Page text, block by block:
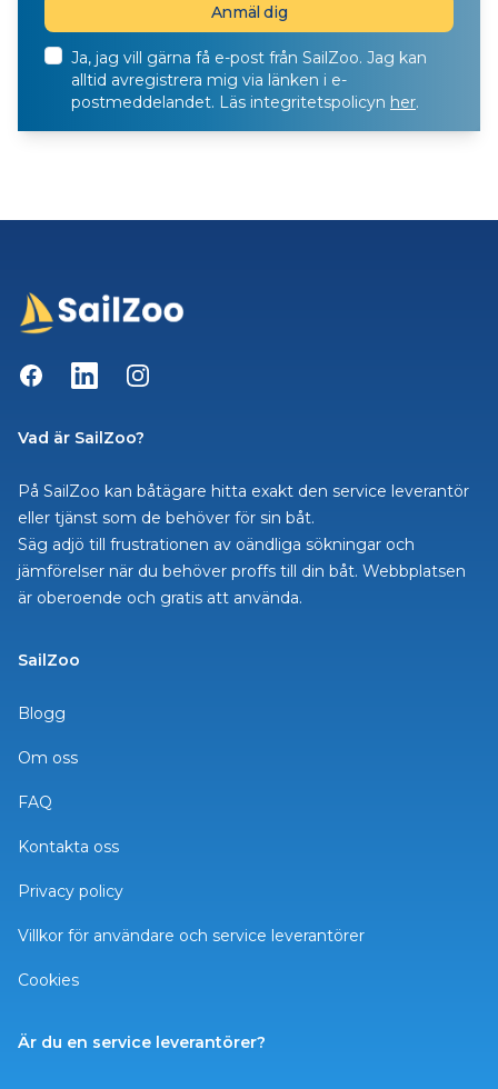
Ja, jag vill gärna få e-post från SailZoo. Jag kan
alltid avregistrera mig via länken i e-
postmeddelandet. Läs integritetspolicyn her.
FacebookLinkedInInstagram
Vad är SailZoo?
På SailZoo kan båtägare hitta exakt den service leverantör
eller tjänst som de behöver för sin båt.
Säg adjö till frustrationen av oändliga sökningar och
jämförelser när du behöver proffs till din båt. Webbplatsen
är oberoende och gratis att använda.
SailZoo
Blogg
Om oss
FAQ
Kontakta oss
Privacy policy
Villkor för användare och service leverantörer
Cookies
Är du en service leverantörer?